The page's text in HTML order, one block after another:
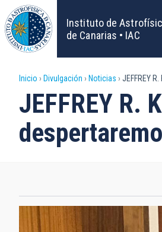
Pasar
al
contenido
principal
Instituto de
de Canarias • IAC
Sobrescribir
enlaces
de
a
la
Inicio Divulgación Noticias JEFFREY
JEFFREY R.